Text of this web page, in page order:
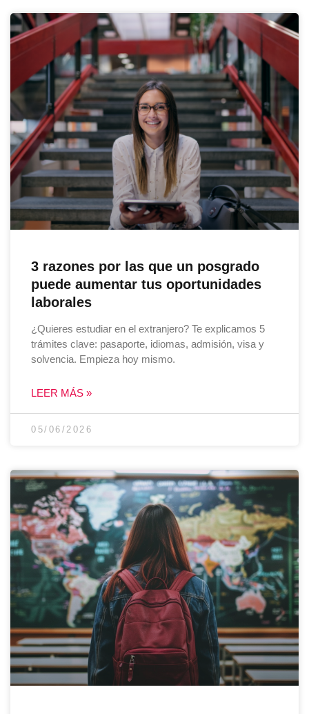
3 razones por las que un posgrado
puede aumentar tus oportunidades
laborales
¿Quieres estudiar en el extranjero? Te explicamos 5
trámites clave: pasaporte, idiomas, admisión, visa y
solvencia. Empieza hoy mismo.
LEER MÁS »
05/06/2026